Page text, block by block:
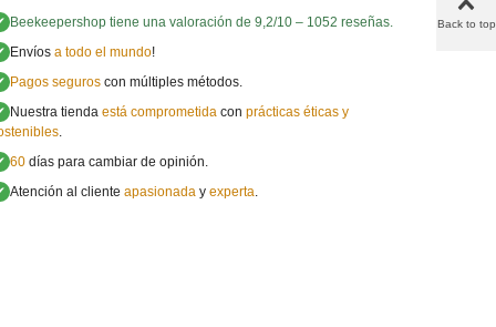
Beekeepershoptiene una valoración de 9,2/10 –1052 reseñas.
Envíosa todo el mundo!
Pagos seguroscon múltiples métodos.
Nuestra tienda está comprometidacon prácticas éticas y
.
60días para cambiar de opinión.
Atención al cliente apasionaday experta.
Back to top